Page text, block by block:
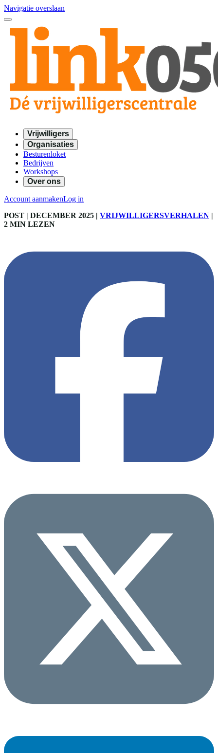
Navigatie overslaan
Vrijwilligers
Organisaties
Besturenloket
Bedrijven
Workshops
Over ons
Account aanmakenLog in
POST | DECEMBER 2025 | VRIJWILLIGERSVERHALEN |
2 MIN LEZEN